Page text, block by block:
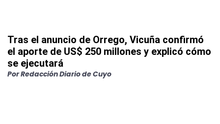
Tras el anuncio de Orrego, Vicuña confirmó
el aporte de US$ 250 millones y explicó cómo
se ejecutará
PorRedacción Diario de Cuyo